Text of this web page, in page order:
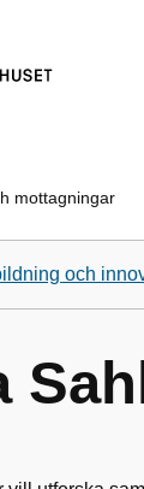
mottagningar
och